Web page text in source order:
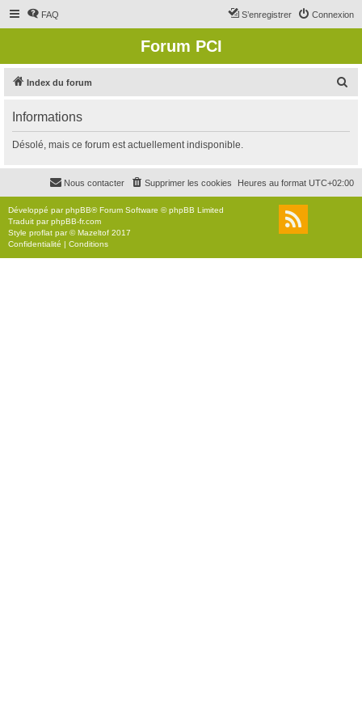
FAQ Connexion
S’enregistrer
Forum PCI
Index du forum
r
c
r
Informations
Désolé, mais ce forum est actuellement indisponible.
Heures au format UTC+02:00
Supprimer les cookies
Nous contacter
Développé parphpBB® Forum Software © phpBB Limited
Traduit parphpBB-fr.com
Style proflat par ©Mazeltof 2017
Confidentialité | Conditions